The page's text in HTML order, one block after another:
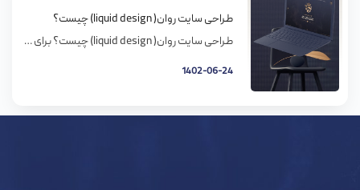
طراحی سایت روان( liquid design) چیست؟
طراحی سایت روان( liquid design) چیست؟ برای طراحی سایت باید به نوع فعالیت شما، بودجه ی معین شده برای این کار، اندازه ی جلب توجه کاربران و مهم تر از همه به نوع سایت مثل طراحی روان، ثابت یا کنش گرا توجه بسیاری شود. و مهم تر از همه به این قضیه دقت کنید که […]
1402-06-24